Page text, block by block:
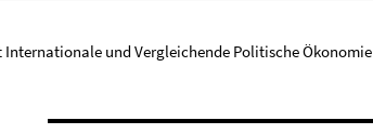
Internationale und Vergleichende Politische Ökonomie